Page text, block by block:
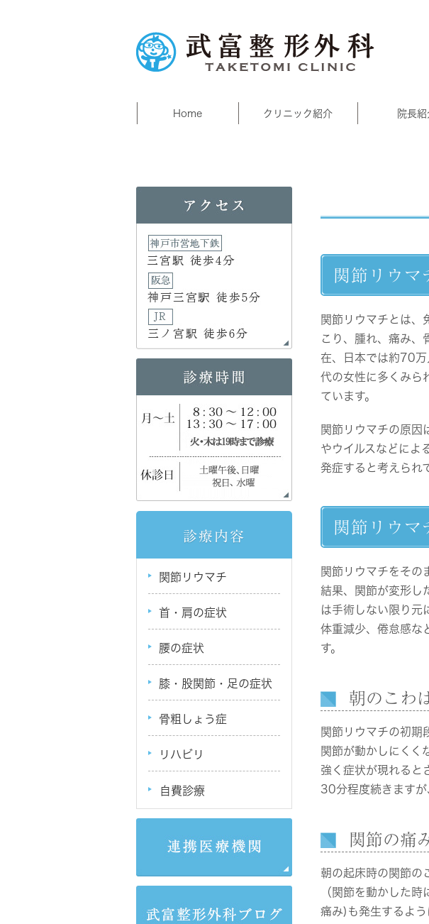
Home クリニック紹介 院長紹
関節リウマ
関節リウマチとは、
こり、腫れ、痛み、
在、日本では約70
代の女性に多くみら
ています。
関節リウマチの原因
やウイルスなどによ
発症すると考えられ
関節リウマ
関節リウマチをその
結果、関節が変形し
は手術しない限り元
体重減少、倦怠感な
す。
朝のこわ
関節リウマチの初期
関節が動かしにくく
強く症状が現れると
30分程度続きますが
関節の痛
朝の起床時の関節の
（関節を動かした
痛み)も発生するよ
診療内容
関節リウマチ
首・肩の症状
腰の症状
膝・股関節・足の症状
骨粗しょう症
リハビリ
自費診療